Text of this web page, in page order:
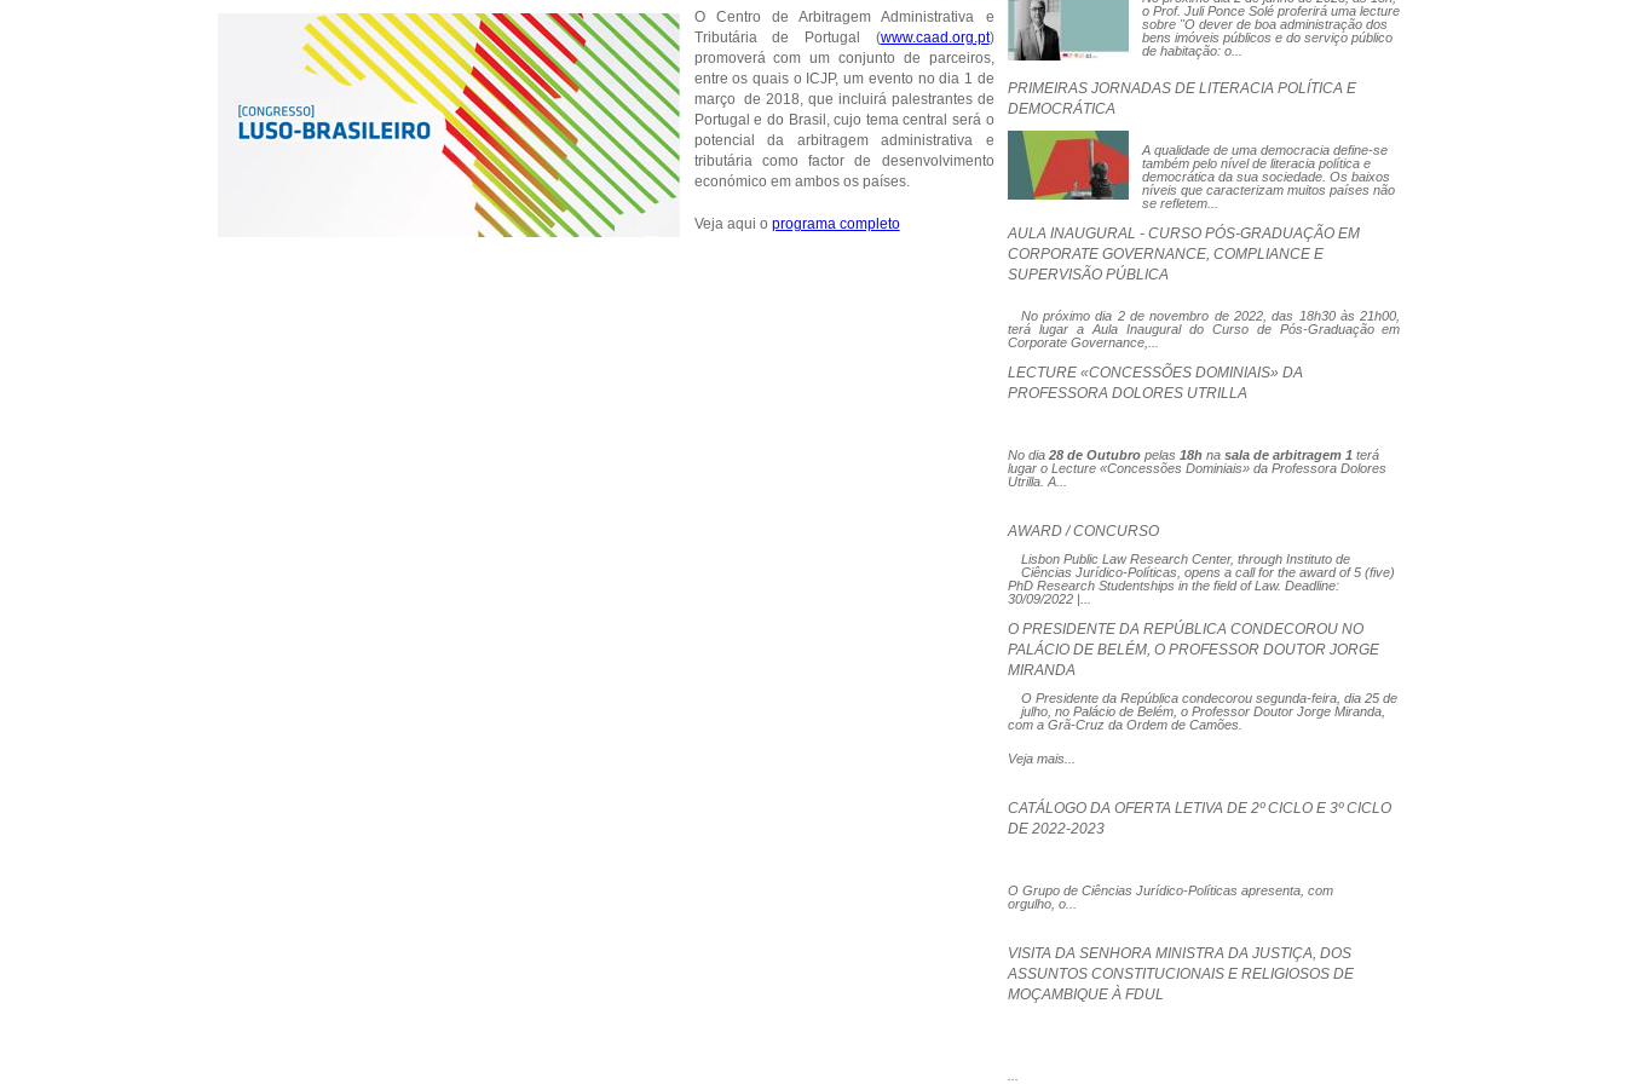
O Centro de Arbitragem Administrativa e
Tributária de Portugal (www.caad.org.pt)
promoverá com um conjunto de parceiros,
entre os quais o ICJP, um evento no dia 1 de
março de 2018, que incluirá palestrantes de
Portugal e do Brasil, cujo tema central será o
potencial da arbitragem administrativa e
tributária como factor de desenvolvimento
económico em ambos os países.
Veja aqui o programa completo
o Prof. Juli Ponce Solé proferirá uma lecture
sobre "O dever de boa administração dos
bens imóveis públicos e do serviço público
de habitação: o...
PRIMEIRAS JORNADAS DE LITERACIA POLÍTICA E
DEMOCRÁTICA
A qualidade de uma democracia define-se
também pelo nível de literacia política e
democrática da sua sociedade. Os baixos
níveis que caracterizam muitos países não
se refletem...
AULA INAUGURAL - CURSO PÓS-GRADUAÇÃO EM
CORPORATE GOVERNANCE, COMPLIANCE E
SUPERVISÃO PÚBLICA
No próximo dia 2 de novembro de 2022, das 18h30 às 21h00,
terá lugar a Aula Inaugural do Curso de Pós-Graduação em
Corporate Governance,...
LECTURE «CONCESSÕES DOMINIAIS» DA
PROFESSORA DOLORES UTRILLA
No dia28 de Outubro pelas 18h nasala de arbitragem 1 terá
lugar o Lecture «Concessões Dominiais» da Professora Dolores
Utrilla. A...
AWARD / CONCURSO
Lisbon Public Law Research Center, through Instituto de
Ciências Jurídico-Políticas, opens a call for the award of 5 (five)
PhD Research Studentships in the field of Law. Deadline:
30/09/2022 |...
O PRESIDENTE DA REPÚBLICA CONDECOROU NO
PALÁCIO DE BELÉM, O PROFESSOR DOUTOR JORGE
MIRANDA
O Presidente da República condecorou segunda-feira, dia 25 de
julho, no Palácio de Belém, o Professor Doutor Jorge Miranda,
com a Grã-Cruz da Ordem de Camões.
Veja mais...
CATÁLOGO DA OFERTA LETIVA DE 2º CICLO E 3º CICLO
DE 2022-2023
O Grupo de Ciências Jurídico-Políticas apresenta, com
orgulho, o...
VISITA DA SENHORA MINISTRA DA JUSTIÇA, DOS
ASSUNTOS CONSTITUCIONAIS E RELIGIOSOS DE
MOÇAMBIQUE À FDUL